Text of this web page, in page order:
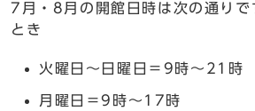
7月・8月の開館日時は次の通りで
とき
火曜日～日曜日＝9時～21時
月曜日＝9時～17時